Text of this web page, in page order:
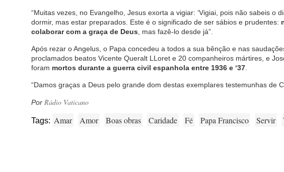
“Muitas vezes, no Evangelho, Jesus exorta a vigiar: ‘Vigiai, pois não sabeis o
dormir, mas estar preparados. Este é o significado de ser sábios e prudentes:
colaborar com a graça de Deus , mas fazê-lo desde já”.
Após rezar o Angelus, o Papa concedeu a todos a sua bênção e nas
proclamados beatos Vicente Queralt LLoret e 20 companheiros mártires, e
foram mortos durante a guerra civil espanhola entre 1936 e ‘37
“Damos graças a Deus pelo grande dom destas exemplares testemunhas de
Por Rádio Vaticano
Tags: Amar Amor Boas obras Caridade Fé Papa Francisco Servir